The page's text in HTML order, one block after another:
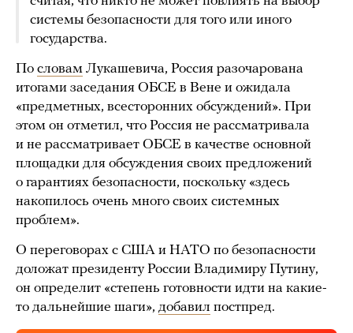
системы безопасности для того или иного
государства.
По словам Лукашевича, Россия разочарована
итогами заседания ОБСЕ в Вене и ожидала
«предметных, всесторонних обсуждений». При
этом он отметил, что Россия не рассматривала
и не рассматривает ОБСЕ в качестве основной
площадки для обсуждения своих предложений
о гарантиях безопасности, поскольку «здесь
накопилось очень много своих системных
проблем».
О переговорах с США и НАТО по безопасности
доложат президенту России Владимиру Путину,
он определит «степень готовности идти на какие-
то дальнейшие шаги», добавил постпред.